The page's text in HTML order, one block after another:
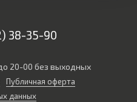
38-35-90
20-00 без выходных
Публичная оферта
данных